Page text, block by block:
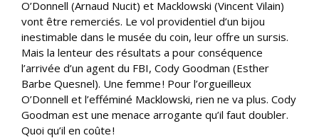
O’Donnell (Arnaud Nucit) et Macklowski (Vincent Vilain)
vont être remerciés. Le vol providentiel d’un bijou
inestimable dans le musée du coin, leur offre un sursis.
Mais la lenteur des résultats a pour conséquence
l’arrivée d’un agent du FBI, Cody Goodman (Esther
Barbe Quesnel). Une femme ! Pour l’orgueilleux
O’Donnell et l’efféminé Macklowski, rien ne va plus. Cody
Goodman est une menace arrogante qu’il faut doubler.
Quoi qu’il en coûte !